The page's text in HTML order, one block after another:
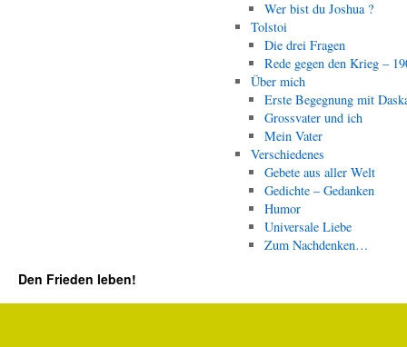
Wer bist du Joshua ?
Tolstoi
Die drei Fragen
Rede gegen den Krieg –
Über mich
Erste Begegnung mit
Grossvater und ich
Mein Vater
Verschiedenes
Gebete aus aller Welt
Gedichte – Gedanken
Humor
Universale Liebe
Zum Nachdenken…
Den Frieden leben!